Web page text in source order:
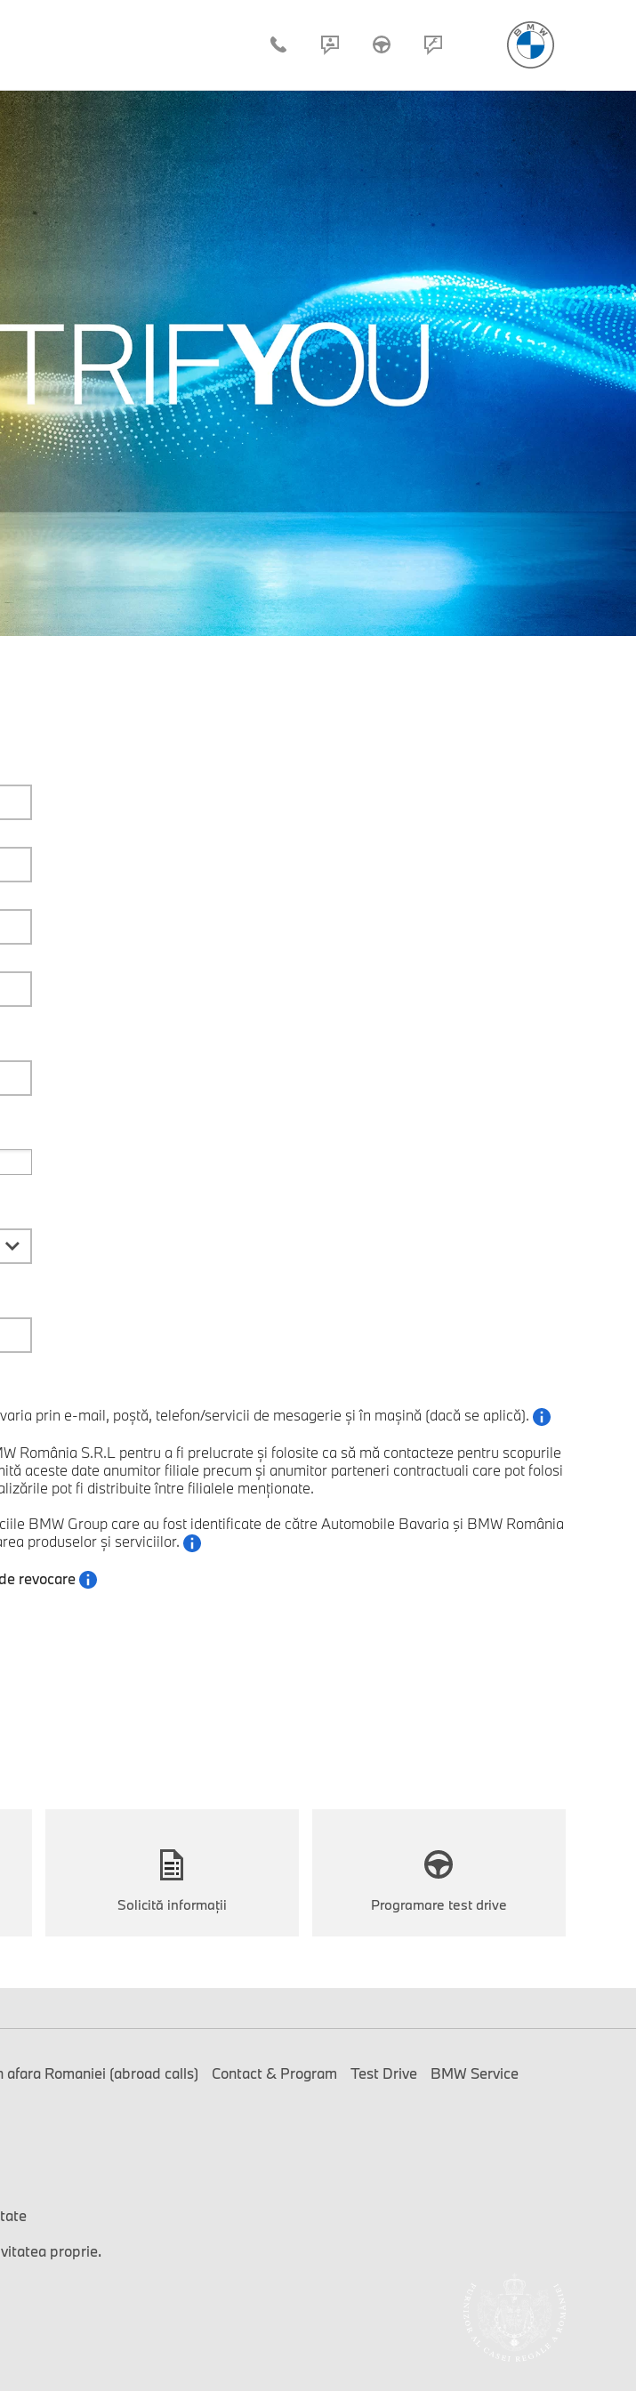
prin e-mail, poștă, telefon/servicii de mesagerie și în mașină (dacă se aplică).
România S.R.L pentru a fi prelucrate și folosite ca să mă contacteze pentru scopurile
aceste date anumitor filiale precum și anumitor parteneri contractuali care pot folosi
pot fi distribuite între filialele menționate.
BMW Group care au fost identificate de către Automobile Bavaria şi BMW România
produselor și serviciilor.
revocare
Solicită informaţii Programare test drive
Romaniei (abroad calls) Contact & Program Test Drive
BMW Service
proprie.